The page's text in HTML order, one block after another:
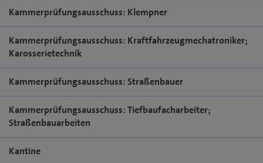
Kammerprüfungsausschuss: Klempner
Kammerprüfungsausschuss: Kraftfahrzeugmechatroniker;
Karosserietechnik
Kammerprüfungsausschuss: Straßenbauer
Kammerprüfungsausschuss: Tiefbaufacharbeiter;
Straßenbauarbeiten
Kantine